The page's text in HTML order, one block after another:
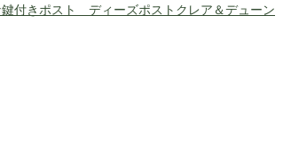
鍵付きポスト ディーズポストクレア＆デューン